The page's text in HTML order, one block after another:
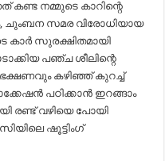
നമ്മുടെ കാറിന്റെ
ചുംബന സമര വിരോധിയായ
കാർ സുരക്ഷിതമായി
പഞ്ച ശീലിന്റെ
കഴിഞ്ഞ് കുറച്ച്
പഠിക്കാൻ ഇറങ്ങാം
രണ്ട് വഴിയെ പോയി
ഷൂട്ടിംഗ്